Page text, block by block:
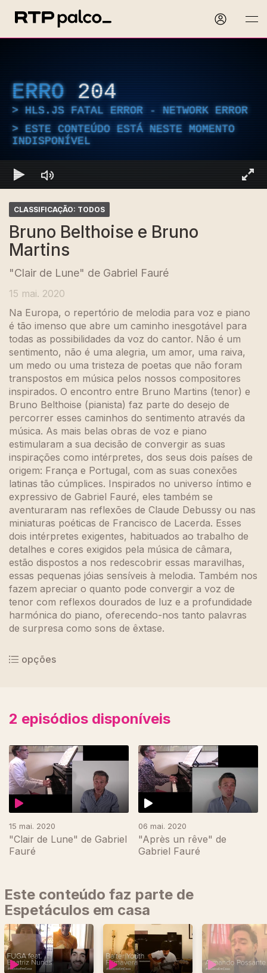
ERRO 204
HLS.JS FATAL ERROR - NETWORK ERROR
ESTE CONTEÚDO ESTÁ NESTE MOMENTO
INDISPONÍVEL
CLASSIFICAÇÃO: TODOS
Bruno Belthoise e Bruno
Martins
"Clair de Lune" de Gabriel Fauré
15 mai. 2020
Na Europa, o repertório de melodia para voz e piano
é tão imenso que abre um caminho inesgotável para
todas as possibilidades da voz do cantor. Não é um
sentimento, não é uma alegria, um amor, uma raiva,
um medo ou uma tristeza de poetas que não foram
transpostos em música pelos nossos compositores
inspirados. O encontro entre Bruno Martins (tenor) e
Bruno Belthoise (pianista) faz parte do desejo de
percorrer esses caminhos do sentimento através da
música. As mais belas obras de voz e piano
estimularam a sua decisão de convergir as suas
inspirações como intérpretes, dos seus dois países de
origem: França e Portugal, com as suas conexões
latinas tão cúmplices. Inspirados no universo íntimo e
expressivo de Gabriel Fauré, eles também se
aventuraram nas reflexões de Claude Debussy ou nas
miniaturas poéticas de Francisco de Lacerda. Esses
dois intérpretes exigentes, habituados ao trabalho de
detalhes e cores exigidos pela música de câmara,
estão dispostos a nos redescobrir essas maravilhas,
essas pequenas jóias sensíveis à melodia. Também nos
fazem apreciar o quanto pode convergir a voz de
tenor com reflexos dourados de luz e a profundidade
harmónica do piano, oferecendo-nos tanto palavras
de surpresa como sons de êxtase.
opções
2 episódios disponíveis
15 mai. 2020
"Clair de Lune" de Gabriel
Fauré
06 mai. 2020
"Après un rêve" de
Gabriel Fauré
470899
Este conteúdo faz parte de
Espetáculos em casa